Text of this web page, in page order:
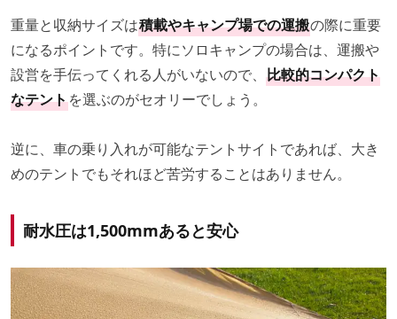
重量と収納サイズは積載やキャンプ場での運搬の際に重要
になるポイントです。特にソロキャンプの場合は、運搬や
設営を手伝ってくれる人がいないので、 比較的コンパクト
なテントを選ぶのがセオリーでしょう。
逆に、車の乗り入れが可能なテントサイトであれば、大き
めのテントでもそれほど苦労することはありません。
耐水圧は1,500mmあると安心